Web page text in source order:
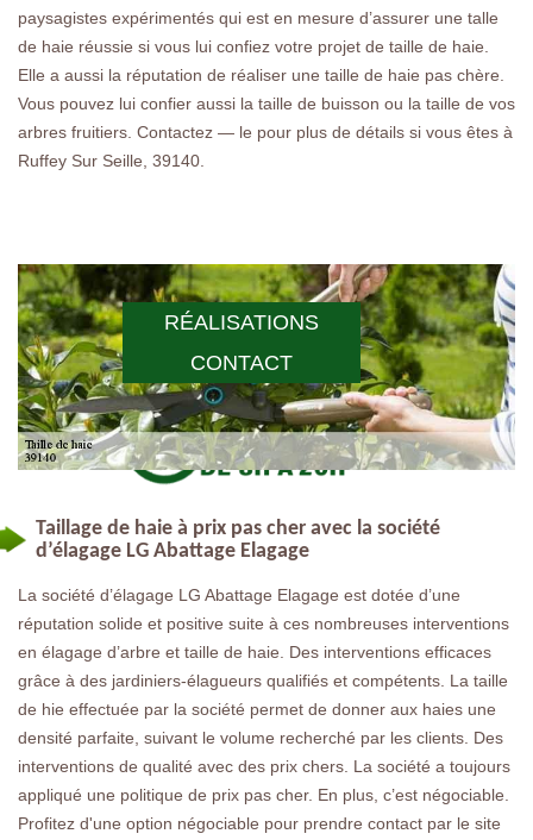
RÉALISATIONS
CONTACT
paysagistes expérimentés qui est en mesure d’assurer une talle
de haie réussie si vous lui confiez votre projet de taille de haie.
Elle a aussi la réputation de réaliser une taille de haie pas chère.
Vous pouvez lui confier aussi la taille de buisson ou la taille de vos
arbres fruitiers. Contactez — le pour plus de détails si vous êtes à
Ruffey Sur Seille, 39140.
Taillage de haie à prix pas cher avec la société
d’élagage LG Abattage Elagage
La société d’élagage LG Abattage Elagage est dotée d’une
réputation solide et positive suite à ces nombreuses interventions
en élagage d’arbre et taille de haie. Des interventions efficaces
grâce à des jardiniers-élagueurs qualifiés et compétents. La taille
de hie effectuée par la société permet de donner aux haies une
densité parfaite, suivant le volume recherché par les clients. Des
interventions de qualité avec des prix chers. La société a toujours
appliqué une politique de prix pas cher. En plus, c’est négociable.
Profitez d'une option négociable pour prendre contact par le site